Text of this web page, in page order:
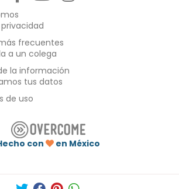
frecuentes
a un colega
la información
tus datos
de uso
con
en México